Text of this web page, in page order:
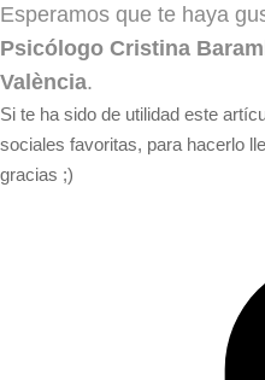
Esperamos que te haya
Psicólogo Cristina
València.
Si te ha sido de utilidad este
sociales favoritas, para hacerlo
gracias ;)